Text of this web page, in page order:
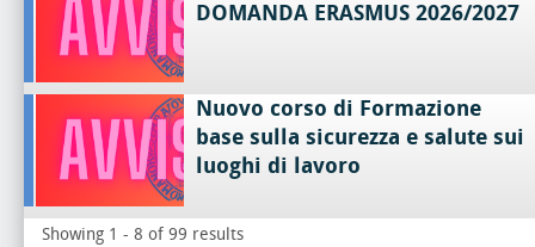
DOMANDA ERASMUS 2026/2027
Nuovo corso di Formazione
base sulla sicurezza e salute sui
luoghi di lavoro
Showing 1 - 8 of 99 results